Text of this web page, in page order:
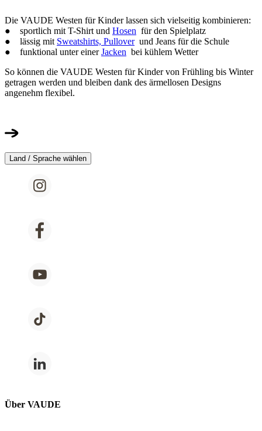
Die VAUDE Westen für Kinder lassen sich vielseitig kombinieren:
● sportlich mit T-Shirt und Hosen für den Spielplatz
● lässig mit Sweatshirts, Pullover und Jeans für die Schule
● funktional unter einerJacken bei kühlem Wetter
So können die VAUDE Westen für Kinder von Frühling bis Winter
getragen werden und bleiben dank des ärmellosen Designs
angenehm flexibel.
Land / Sprache wählen
Über VAUDE